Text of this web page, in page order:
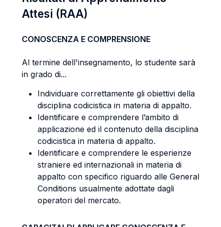
Attesi (RAA)
CONOSCENZA E COMPRENSIONE
Al termine dell'insegnamento, lo studente sarà
in grado di...
Individuare correttamente gli obiettivi della
disciplina codicistica in materia di appalto.
Identificare e comprendere l’ambito di
applicazione ed il contenuto della disciplina
codicistica in materia di appalto.
Identificare e comprendere le esperienze
straniere ed internazionali in materia di
appalto con specifico riguardo alle General
Conditions usualmente adottate dagli
operatori del mercato.